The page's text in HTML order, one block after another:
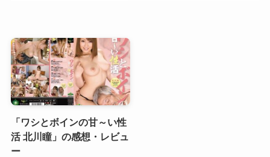
「ワシとボインの甘～い性
活 北川瞳」の感想・レビュ
ー